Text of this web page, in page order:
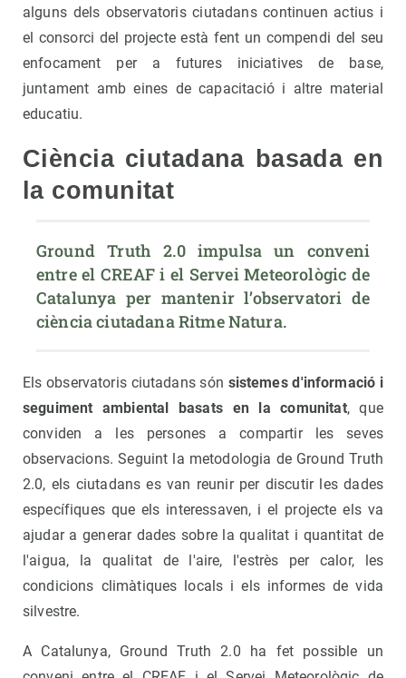
alguns dels observatoris ciutadans continuen actius i
el consorci del projecte està fent un compendi del seu
enfocament per a futures iniciatives de base,
juntament amb eines de capacitació i altre material
educatiu.
Ciència ciutadana basada en
la comunitat
Ground Truth 2.0 impulsa un conveni
entre el CREAF i el Servei Meteorològic de
Catalunya per mantenir l’observatori de
ciència ciutadana Ritme Natura.
Els observatoris ciutadans són sistemes d'informació i
seguiment ambiental basats en la comunitat, que
conviden a les persones a compartir les seves
observacions. Seguint la metodologia de Ground Truth
2.0, els ciutadans es van reunir per discutir les dades
específiques que els interessaven, i el projecte els va
ajudar a generar dades sobre la qualitat i quantitat de
l'aigua, la qualitat de l'aire, l'estrès per calor, les
condicions climàtiques locals i els informes de vida
silvestre.
A Catalunya, Ground Truth 2.0 ha fet possible un